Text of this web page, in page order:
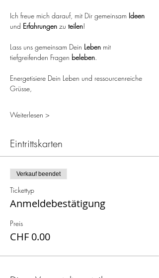
Ich freue mich darauf, mit Dir gemeinsam Ideen
und Erfahrungen zu teilen!
Lass uns gemeinsam Dein Leben mit
tiefgreifenden Fragen beleben.
Energetisiere Dein Leben und ressourcenreiche
Grüsse,
Weiterlesen >
Eintrittskarten
Verkauf beendet
Tickettyp
Anmeldebestätigung
Preis
CHF 0.00